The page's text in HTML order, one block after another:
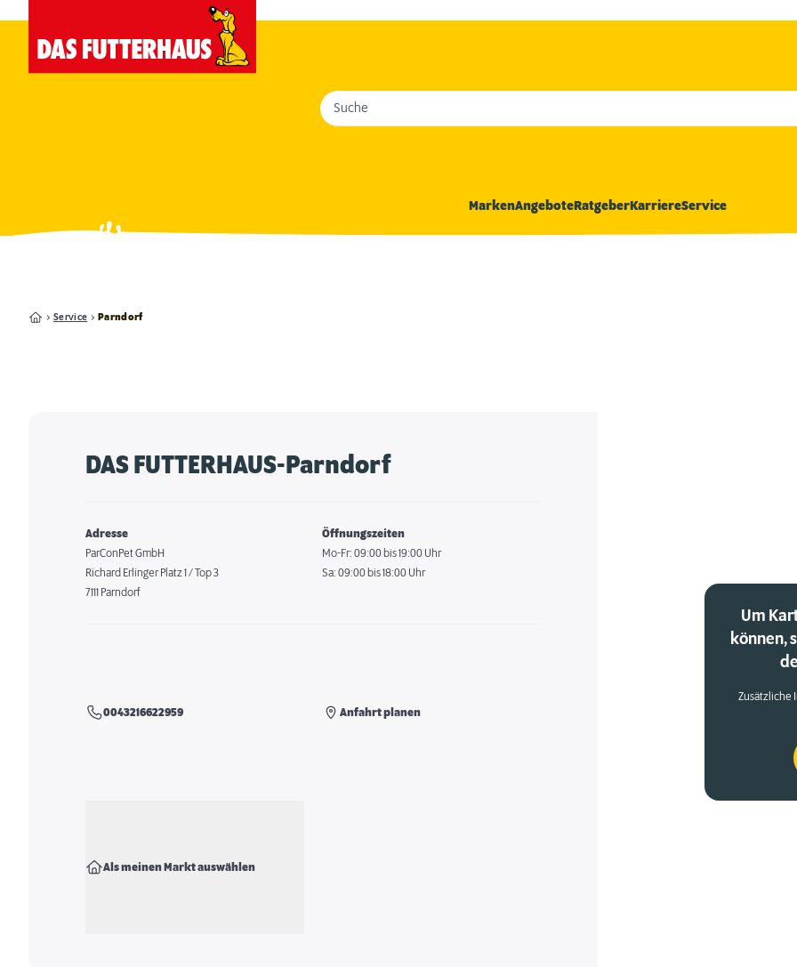
Suche
MarkenAngeboteRatgeberKarriereService
Service Parndorf
DAS FUTTERHAUS-Parndorf
Adresse
ParConPet GmbH
Richard Erlinger Platz 1 / Top 3
7111 Parndorf
Öffnungszeiten
Mo-Fr: 09:00 bis 19:00 Uhr
Sa: 09:00 bis 18:00 Uhr
0043216622959 Anfahrt planen
Als meinen Markt auswählen
Um
können,
Zusätzliche